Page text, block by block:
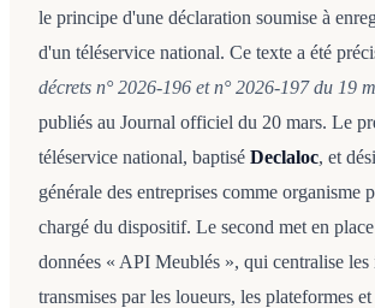
le principe d'une déclaration soumise à
d'un téléservice national. Ce texte a été
décrets n° 2026-196 et n° 2026-197 du 19
publiés au Journal officiel du 20 mars. Le
téléservice national, baptisé Declaloc, et
générale des entreprises comme organisme
chargé du dispositif. Le second met en
données « API Meublés », qui centralise
transmises par les loueurs, les plateformes